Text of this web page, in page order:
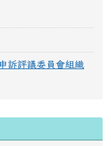
訴評議委員會組織